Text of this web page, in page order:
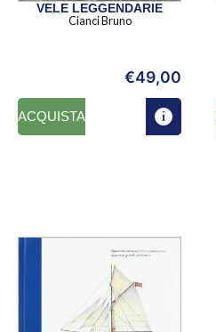
VELE LEGGENDARIE
Cianci Bruno
€49,00
ACQUISTA